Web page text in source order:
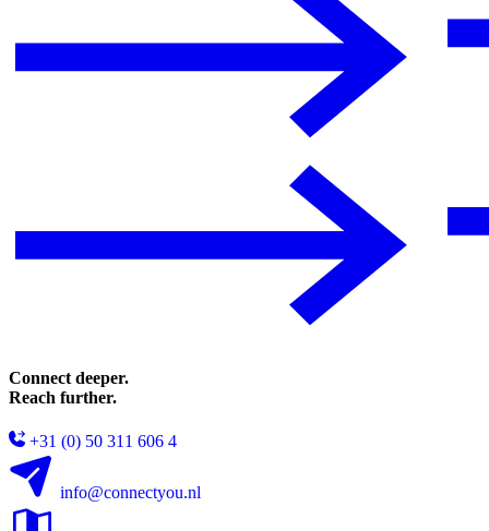
Connect deeper.
Reach further.
+31 (0) 50 311 606 4
info@connectyou.nl